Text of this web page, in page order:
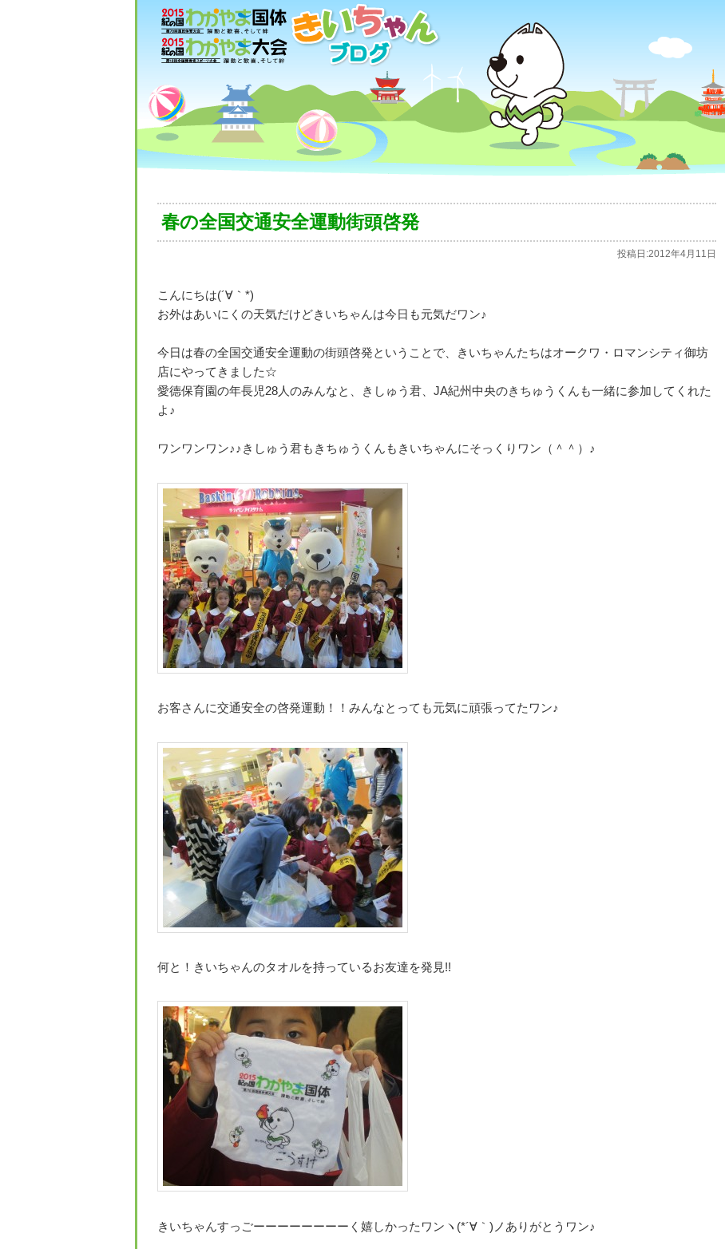
春の全国交通安全運動街頭啓発
投稿日:2012年4月11日
こんにちは(´∀｀*)
お外はあいにくの天気だけどきいちゃんは今日も元気だワン♪
今日は春の全国交通安全運動の街頭啓発ということで、きいちゃんたちはオークワ・ロマンシティ御坊
店にやってきました☆
愛德保育園の年長児28人のみんなと、きしゅう君、JA紀州中央のきちゅうくんも一緒に参加してくれた
よ♪
ワンワンワン♪♪きしゅう君もきちゅうくんもきいちゃんにそっくりワン（＾＾）♪
お客さんに交通安全の啓発運動！！みんなとっても元気に頑張ってたワン♪
何と！きいちゃんのタオルを持っているお友達を発見!!
きいちゃんすっごーーーーーーーーく嬉しかったワンヽ(*´∀｀)ノありがとうワン♪